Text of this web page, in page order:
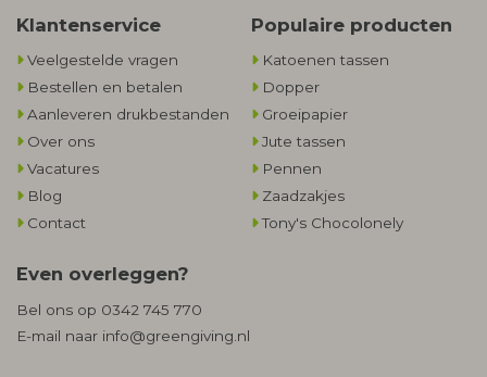
Klantenservice
Veelgestelde vragen
Bestellen en betalen
Aanleveren drukbestanden
Over ons
Vacatures
Blog
Contact
Populaire producten
Katoenen tassen
Dopper
Groeipapier
Jute tassen
Pennen
Zaadzakjes
Tony's Chocolonely
Even overleggen?
Bel ons op 0342 745 770
E-mail naar info@greengiving.nl